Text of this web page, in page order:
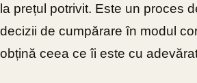
la prețul potrivit. Este un proces
decizii de cumpărare în modul
obțină ceea ce îi este cu